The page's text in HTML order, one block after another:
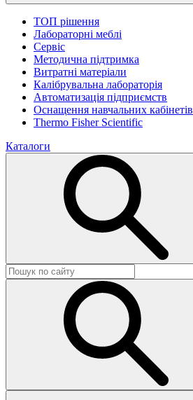
ТОП рішення
Лабораторні меблі
Сервіс
Методична підтримка
Витратні матеріали
Калібрувальна лабораторія
Автоматизація підприємств
Оснащення навчальних кабінетів
Thermo Fisher Scientific
Каталоги